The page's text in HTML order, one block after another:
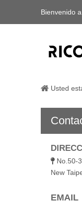
Bienvenido
Usted
 No.50-
New
EMAIL